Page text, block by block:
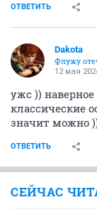
ОТВЕТИТЬ
Dаkota
Флужу
12 мая
ужс ))
классические
значит можно
ОТВЕТИТЬ
СЕЙЧАС